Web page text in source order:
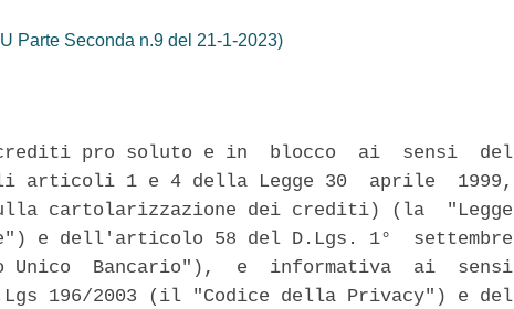
Parte Seconda n.9 del 21-1-2023)
pro soluto e in  blocco  ai  sensi  del
articoli 1 e 4 della Legge 30  aprile  1999,
cartolarizzazione dei crediti) (la  "Legge
e dell'articolo 58 del D.Lgs. 1°  settembre
Unico  Bancario"),  e  informativa  ai  sensi
196/2003 (il "Codice della Privacy") e del